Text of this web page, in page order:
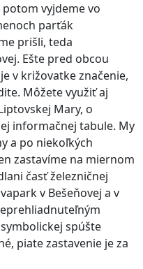
potom vyjdeme vo
parťák
prišli, teda
Ešte pred obcou
v križovatke značenie,
Môžete využiť aj
Mary, o
informačnej tabule. My
a po niekoľkých
zastavíme na miernom
časť železničnej
v Bešeňovej a v
spúšte
piate zastavenie je za